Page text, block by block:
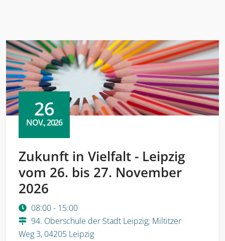
26
NOV., 2026
Zukunft in Vielfalt - Leipzig
vom 26. bis 27. November
2026
08:00 - 15:00
94. Oberschule der Stadt Leipzig; Miltitzer
Weg 3, 04205 Leipzig